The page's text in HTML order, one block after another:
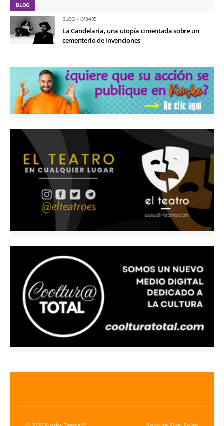
BLOG
BLOG • 3495
La Candelaria, una utopía cimentada sobre un
cementerio de invenciones